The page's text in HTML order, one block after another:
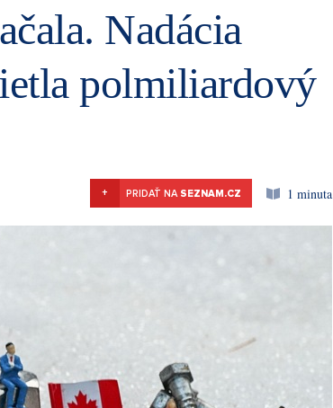
Nadácia
polmiliardový
+ PRIDAŤ NA SEZNAM.CZ 1 minuta